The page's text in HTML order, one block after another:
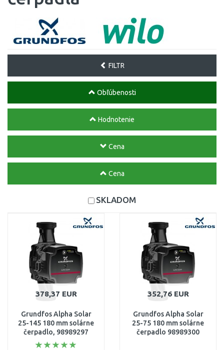
FILTR
Obľúbenosti
Hodnotenie
Cena
Cena
SKLADOM
378,37 EUR
Grundfos Alpha Solar
25-145 180 mm solárne
čerpadlo, 98989297
352,76 EUR
Grundfos Alpha Solar
25-75 180 mm solárne
čerpadlo 98989300